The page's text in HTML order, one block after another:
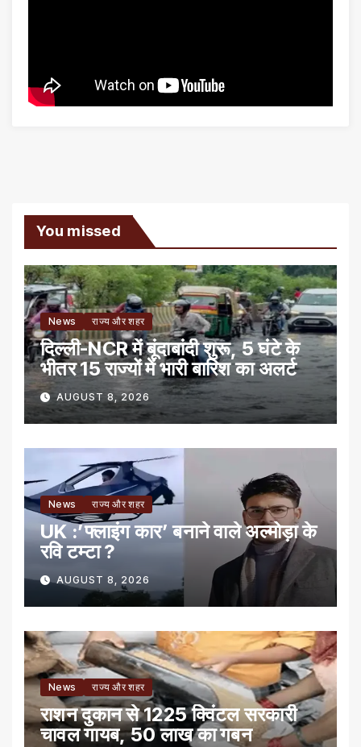
You missed
News राज्य और शहर
दिल्ली-NCR में बूंदाबांदी शुरू, 5 घंटे के
भीतर 15 राज्यों में भारी बारिश का अलर्ट
AUGUST 8, 2026
News राज्य और शहर
UK :’फ्लाइंग कार’ बनाने वाले अल्मोड़ा के
रवि टम्टा ?
AUGUST 8, 2026
News राज्य और शहर
राशन दुकान से 1225 क्विंटल सरकारी
चावल गायब, 50 लाख का गबन